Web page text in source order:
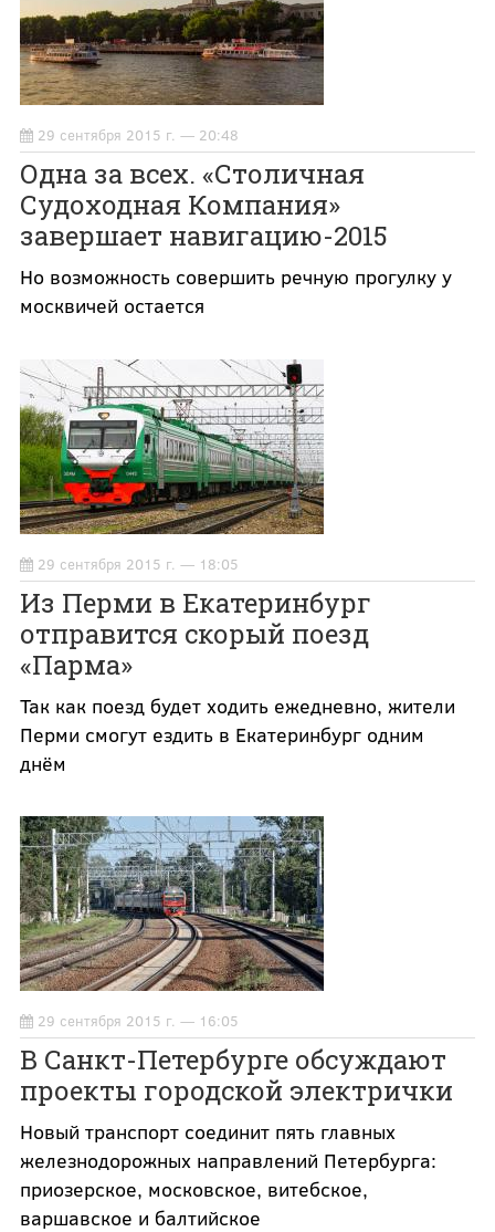
29 сентября 2015 г. — 20:48
Одна за всех. «Столичная
Судоходная Компания»
завершает навигацию-2015
Но возможность совершить речную прогулку у
москвичей остается
29 сентября 2015 г. — 18:05
Из Перми в Екатеринбург
отправится скорый поезд
«Парма»
Так как поезд будет ходить ежедневно, жители
Перми смогут ездить в Екатеринбург одним
днём
29 сентября 2015 г. — 16:05
В Санкт-Петербурге обсуждают
проекты городской электрички
Новый транспорт соединит пять главных
железнодорожных направлений Петербурга:
приозерское, московское, витебское,
варшавское и балтийское